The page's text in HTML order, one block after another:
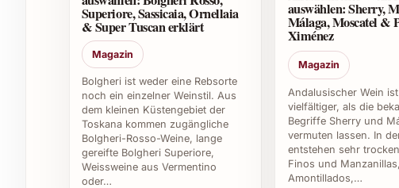
Woher stammt der Finca Azaya Premium 2020?
Er stammt aus der renommierten Weinregion Rioja im
Rotweine.
Wie erkennt man einen Qualitätswein wie diesen?
Typische Merkmale sind ein kräftiger, gleichzeitig
Bukett sowie eine ausgeprägte Struktur im Aroma.
Superiore, Sassicaia, Ornellaia
& Super Tuscan erklärt
Magazin
Bolgheri ist weder eine Rebsorte
noch ein einzelner Weinstil. Aus
dem kleinen Küstengebiet der
Toskana kommen zugängliche
Bolgheri-Rosso-Weine, lange
gereifte Bolgheri Superiore,
Weissweine aus Vermentino
oder…
auswählen: Sherry,
Málaga, Moscatel &
Ximénez
Magazin
Andalusischer Wein
vielfältiger, als die
Begriffe Sherry und
vermuten lassen. In
entstehen sehr
Finos und
Amontillados,…